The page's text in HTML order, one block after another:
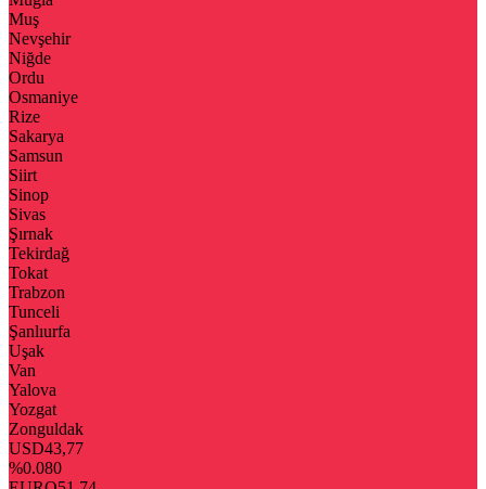
Muş
Nevşehir
Niğde
Ordu
Osmaniye
Rize
Sakarya
Samsun
Siirt
Sinop
Sivas
Şırnak
Tekirdağ
Tokat
Trabzon
Tunceli
Şanlıurfa
Uşak
Van
Yalova
Yozgat
Zonguldak
USD43,77
%0.080